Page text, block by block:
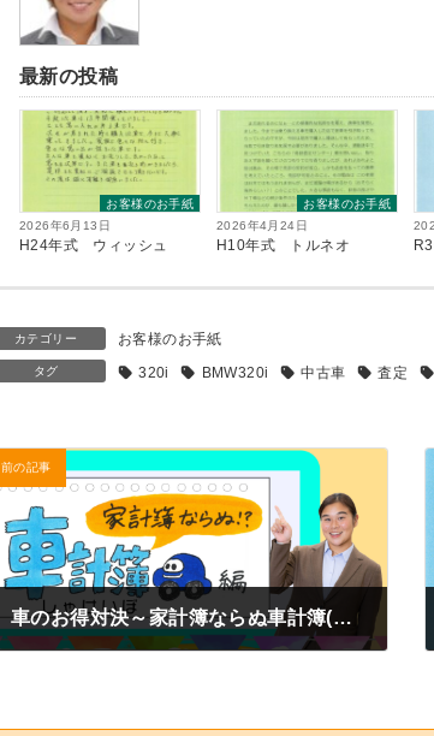
最新の投稿
お客様のお手紙
2026年6月13日
H24年式 ウィッシュ
お客様のお手紙
2026年4月24日
H10年式 トルネオ
カテゴリー お客様のお手紙
タグ 320i BMW320i 中古車 査定
前の記事
車のお得対決～家計簿ならぬ車計簿(しゃけいぼ)編～